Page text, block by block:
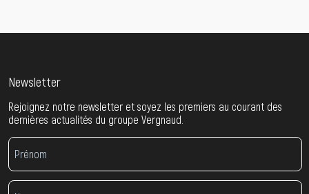
Newsletter
Rejoignez notre newsletter et soyez les premiers au courant des
dernières actualités du groupe Vergnaud.